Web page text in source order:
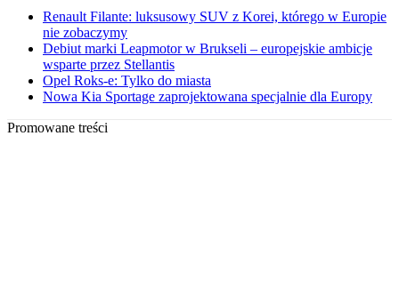
Renault Filante: luksusowy SUV z Korei, którego w Europie
nie zobaczymy
Debiut marki Leapmotor w Brukseli – europejskie ambicje
wsparte przez Stellantis
Opel Roks-e: Tylko do miasta
Nowa Kia Sportage zaprojektowana specjalnie dla Europy
Promowane treści